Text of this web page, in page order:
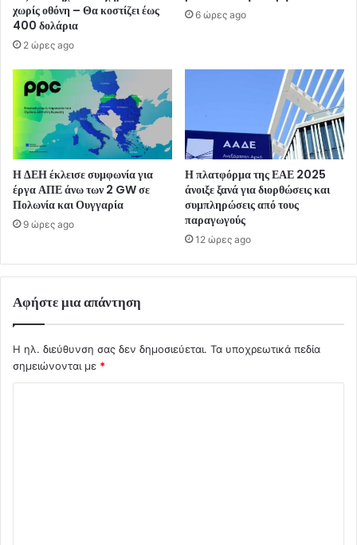
χωρίς οθόνη – Θα κοστίζει έως
400 δολάρια
2 ώρες ago
6 ώρες ago
Η ΔΕΗ έκλεισε συμφωνία για
έργα ΑΠΕ άνω των 2 GW σε
Πολωνία και Ουγγαρία
9 ώρες ago
Η πλατφόρμα της ΕΑΕ 2025
άνοιξε ξανά για διορθώσεις και
συμπληρώσεις από τους
παραγωγούς
12 ώρες ago
Αφήστε μια απάντηση
Η ηλ. διεύθυνση σας δεν δημοσιεύεται. Τα υποχρεωτικά πεδία
σημειώνονται με *